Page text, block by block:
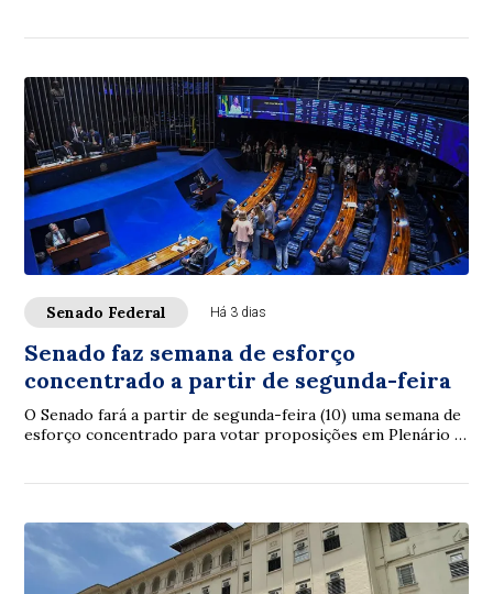
Senado Federal Há 3 dias
Senado faz semana de esforço
concentrado a partir de segunda-feira
O Senado fará a partir de segunda-feira (10) uma semana de
esforço concentrado para votar proposições em Plenário e